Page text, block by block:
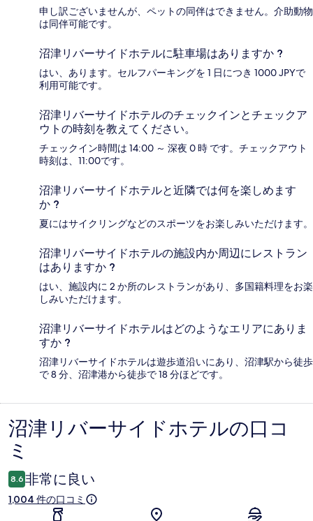
申し訳ございませんが、ペットの同伴はできません。介助動物
は同伴可能です。
沼津リバーサイドホテルに駐車場はありますか ?
はい、あります。セルフパーキングを 1 日につき 1000 JPYで
利用可能です。
沼津リバーサイドホテルのチェックインとチェックア
ウトの時刻を教えてください。
チェックイン時間は 14:00 ～ 深夜 0 時 です。チェックアウト
時刻は、11:00です。
沼津リバーサイドホテルと近隣では何を楽しめます
か ?
夏にはサイクリングなどのスポーツをお楽しみいただけます。
沼津リバーサイドホテルの施設内か周辺にレストラン
はありますか ?
はい、施設内に 2 か所のレストランがあり、多国籍料理をお楽
しみいただけます。
沼津リバーサイドホテルはどのようなエリアにありま
すか ?
沼津リバーサイドホテルは遊歩道沿いにあり、沼津駅から徒歩
で 8 分、沼津港から徒歩で 18 分ほどです。
口
コ
ミ
沼津リバーサイドホテルの口コ
ミ
8.6 非常に良い
1,004 件の口コミ